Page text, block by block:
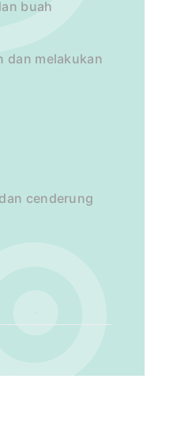
buah
dan melakukan
cenderung